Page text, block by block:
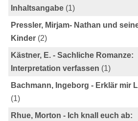
Inhaltsangabe (1)
Pressler, Mirjam- Nathan und
Kinder (2)
Kästner, E. - Sachliche Romanze:
Interpretation verfassen (1)
Bachmann, Ingeborg - Erklär mir
(1)
Rhue, Morton - Ich knall euch ab: